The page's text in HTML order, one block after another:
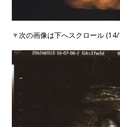
▼次の画像は下へスクロール